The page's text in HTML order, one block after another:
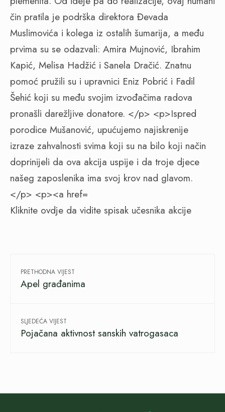
Kliknite ovdje da vidite spisak učesnika akcije
PRETHODNA VIJEST
Apel građanima
SLJEDEĆA VIJEST
Pojačana aktivnost sanskih vatrogasaca